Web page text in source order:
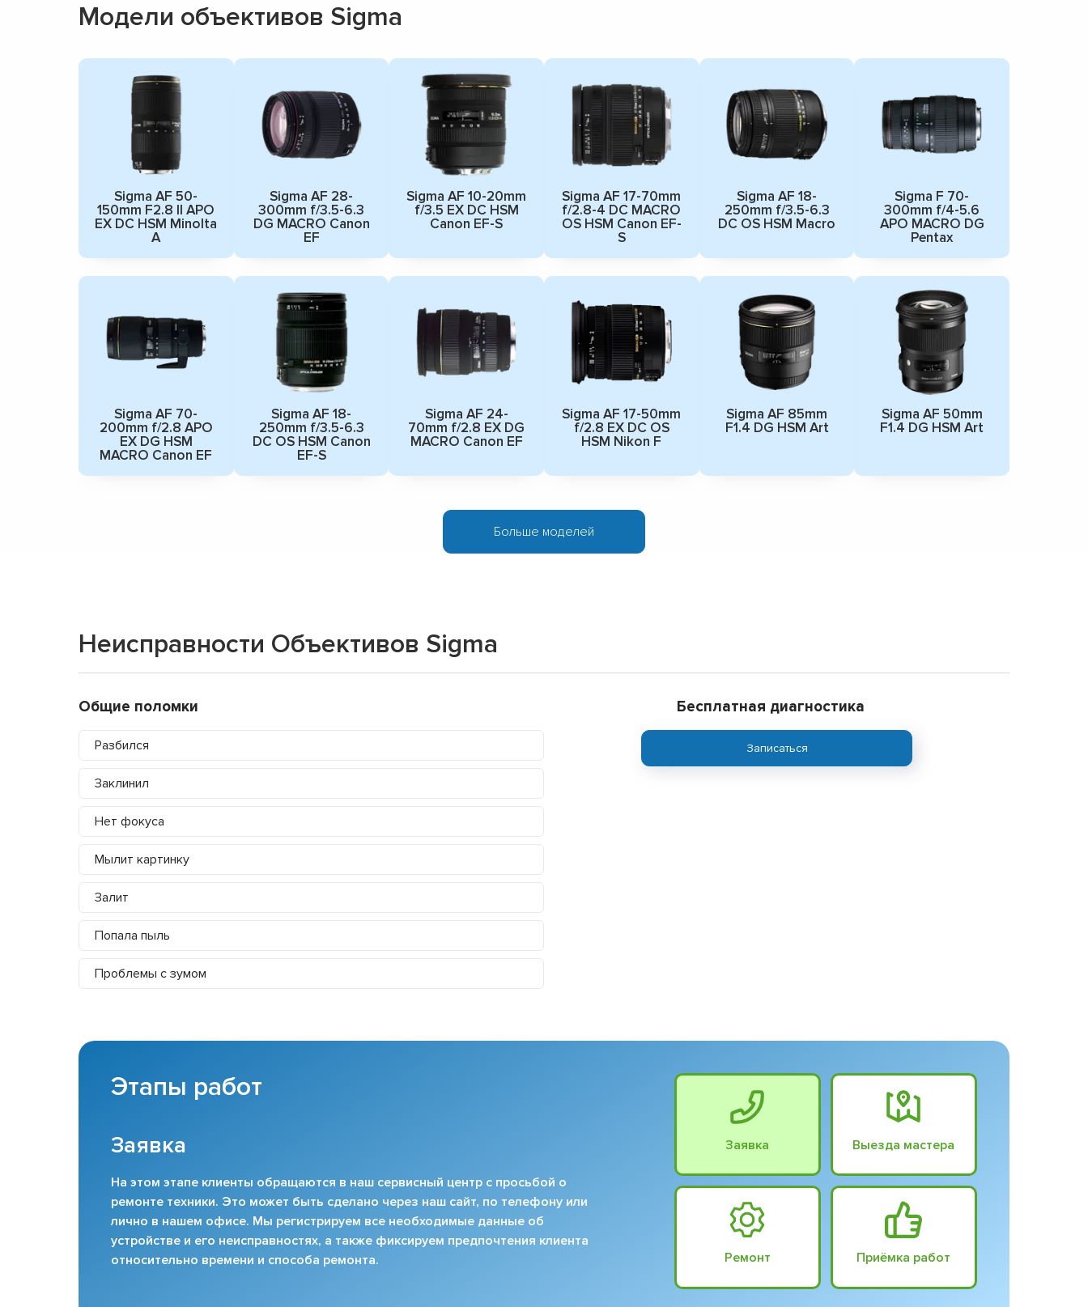
Модели объективов Sigma
Sigma AF 50-
150mm F2.8 II APO
EX DC HSM Minolta
A
Sigma AF 28-
300mm f/3.5-6.3
DG MACRO Canon
EF
Sigma AF 10-20mm
f/3.5 EX DC HSM
Canon EF-S
Sigma AF 17-70mm
f/2.8-4 DC MACRO
OS HSM Canon EF-
S
Sigma AF 18-
250mm f/3.5-6.3
DC OS HSM Macro
Sigma F 70-
300mm f/4-5.6
APO MACRO DG
Pentax
Sigma AF 70-
200mm f/2.8 APO
EX DG HSM
MACRO Canon EF
Sigma AF 18-
250mm f/3.5-6.3
DC OS HSM Canon
EF-S
Sigma AF 24-
70mm f/2.8 EX DG
MACRO Canon EF
Sigma AF 17-50mm
f/2.8 EX DC OS
HSM Nikon F
Sigma AF 85mm
F1.4 DG HSM Art
Sigma AF 50mm
F1.4 DG HSM Art
Больше моделей
Неисправности Объективов Sigma
Общие поломки
Разбился
Заклинил
Нет фокуса
Мылит картинку
Залит
Попала пыль
Проблемы с зумом
Бесплатная диагностика
Записаться
Этапы работ
Заявка
На этом этапе клиенты обращаются в наш сервисный центр с просьбой о
ремонте техники. Это может быть сделано через наш сайт, по телефону или
лично в нашем офисе. Мы регистрируем все необходимые данные об
устройстве и его неисправностях, а также фиксируем предпочтения клиента
относительно времени и способа ремонта.
Заявка Выезда мастера
Ремонт Приёмка работ